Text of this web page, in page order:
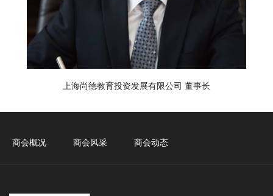
上海尚德教育投资发展有限公司 董事长
商会概况 商会风采 商会动态